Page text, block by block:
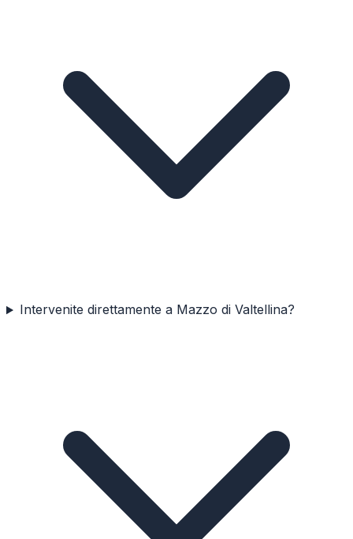
Intervenite direttamente a Mazzo di Valtellina?